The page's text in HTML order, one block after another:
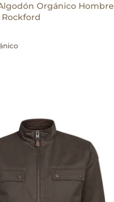
Orgánico Hombre
Rockford